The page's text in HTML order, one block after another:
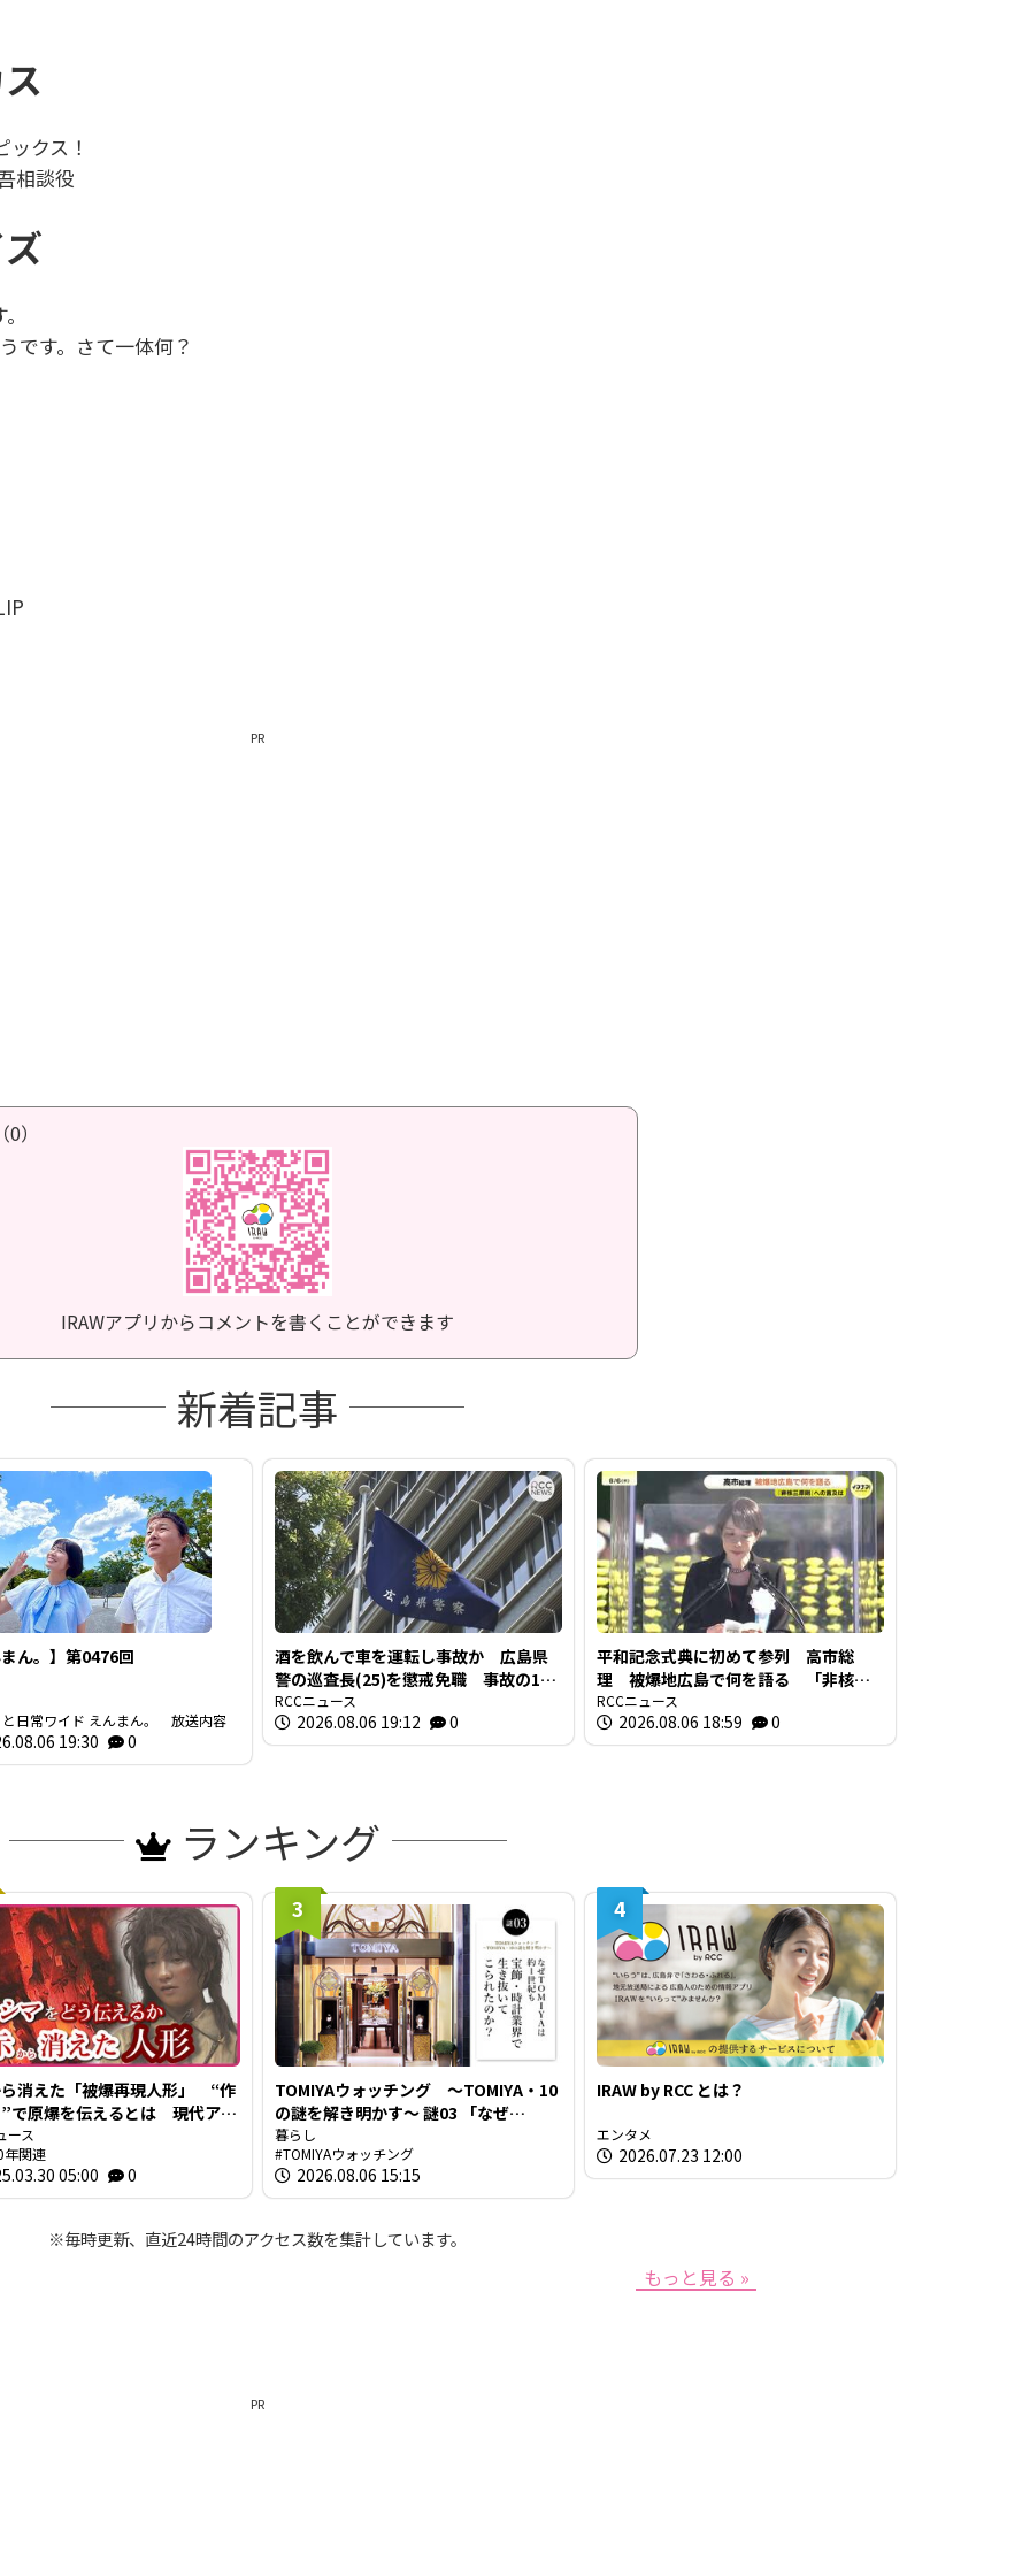
クス！
相談役
す。さて一体何？
PR
）
IRAWアプリからコメントを書くことができます
新着記事
ん。】第0476回
と日常ワイド えんまん。 放送内容
19:30 0
酒を飲んで車を運転し事故か 広島県
警の巡査長(25)を懲戒免職 事故の1時
間半前に“飲食店で飲酒” 基準値の5倍
のアルコール検知
RCCニュース
2026.08.06 19:12 0
平和記念式典に初めて参列 高市総
理 被爆地広島で何を語る 「非核三
原則」への言及は
RCCニュース
2026.08.06 18:59 0
ランキング
消えた「被爆再現人形」 “作
で原爆を伝えるとは 現代アー
調査研究 人形の持つ “力” と
さ”
ース
年関連
05:00 0
3
TOMIYAウォッチング ～TOMIYA・10
の謎を解き明かす～ 謎03 「なぜ
TOMIYAは約1世紀も宝飾・時計業界で
生き抜いてこられたのか？」
暮らし
TOMIYAウォッチング
2026.08.06 15:15
4
IRAW by RCC とは？
エンタメ
2026.07.23 12:00
※毎時更新、直近24時間のアクセス数を集計しています。
もっと見る »
PR